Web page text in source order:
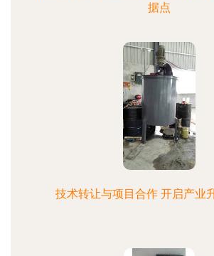
据点
技术转让与项目合作 开启产业